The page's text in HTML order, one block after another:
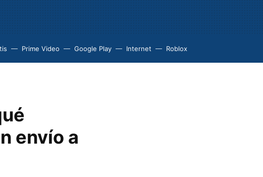
Prime Video Google Play Internet Roblox
envío a